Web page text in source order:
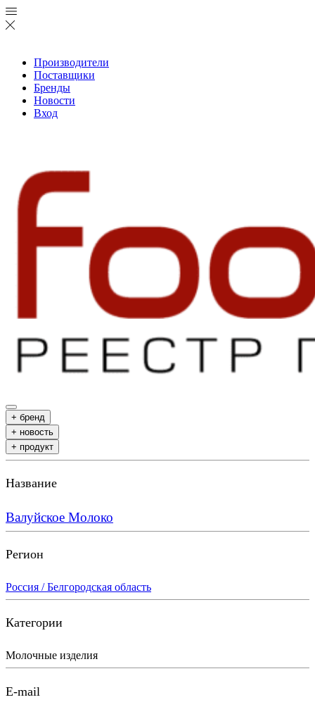
Производители
Поставщики
Бренды
Новости
Вход
+ бренд
+ новость
+ продукт
Название
Валуйское Молоко
Регион
Россия / Белгородская область
Категории
Молочные изделия
E-mail